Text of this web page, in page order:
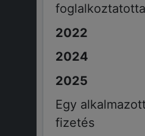
Egy
fizetés